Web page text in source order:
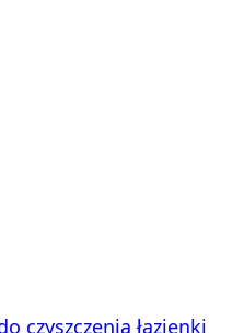
czyszczenia łazienki